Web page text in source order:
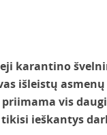
karantino
išleistų
vis
ieškantys